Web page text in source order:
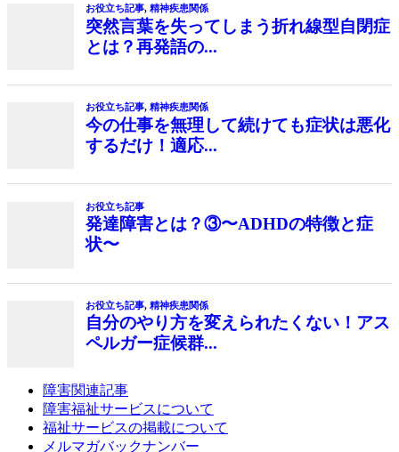
障害関連記事
障害福祉サービスについて
福祉サービスの掲載について
メルマガバックナンバー